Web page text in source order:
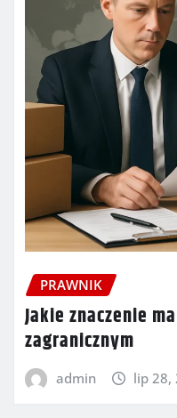
PRAWNIK
Jakie znaczenie
zagranicznym
admin lip 28,